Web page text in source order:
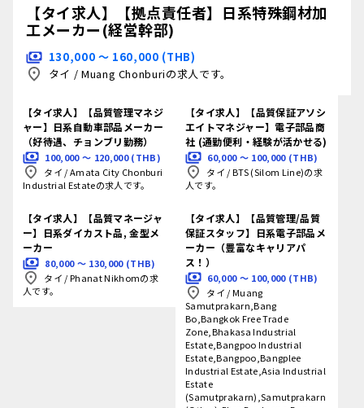
【タイ求人】【拠点責任者】日系特殊鋼材加
工メーカー(経営幹部)
130,000 〜 160,000 (THB)
タイ / Muang Chonburiの求人です。
【タイ求人】【品質管理マネジ
ャー】日系自動車部品メーカー
（好待遇、チョンブリ勤務）
100,000 〜 120,000 (THB)
タイ /Amata City Chonburi
Industrial Estateの求人です。
【タイ求人】【品質保証アソシ
エイトマネジャー】電子部品商
社 (通勤便利・経験が活かせる)
60,000 〜 100,000 (THB)
タイ /BTS (Silom Line)の求
人です。
【タイ求人】【品質マネージャ
ー】日系ダイカスト品, 金型メ
ーカー
80,000 〜 130,000 (THB)
タイ /Phanat Nikhomの求
人です。
【タイ求人】【品質管理/品質
保証スタッフ】日系電子部品メ
ーカー（豊富なキャリアパ
ス！）
60,000 〜 100,000 (THB)
タイ /Muang
Samutprakarn,Bang
Bo,Bangkok Free Trade
Zone,Bhakasa Industrial
Estate,Bangpoo Industrial
Estate,Bangpoo,Bangplee
Industrial Estate,Asia Industrial
Estate
(Samutprakarn),Samutprakarn